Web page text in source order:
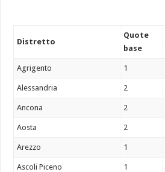
Distretto
Quote
base
Agrigento 1
Alessandria 2
Ancona 2
Aosta 2
Arezzo 1
Ascoli Piceno 1